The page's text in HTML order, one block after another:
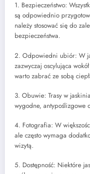
1. Bezpieczeństwo:
są odpowiednio
należy stosować się do
bezpieczeństwa.
2. Odpowiedni ubiór: W
zazwyczaj oscylująca
warto zabrać ze sobą
3. Obuwie: Trasy w
wygodne, antypoślizgowe
4. Fotografia: W
ale często wymaga
wizytą.
5. Dostępność: Niektóre